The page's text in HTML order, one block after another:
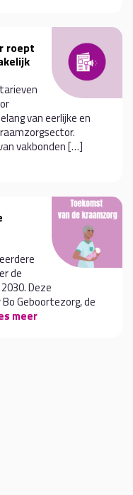
roept
van eerlijke en
vakbonden […]
de
Deze
Geboortezorg, de
meer